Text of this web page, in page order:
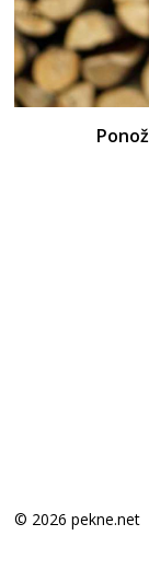
© 2026 pekne.net